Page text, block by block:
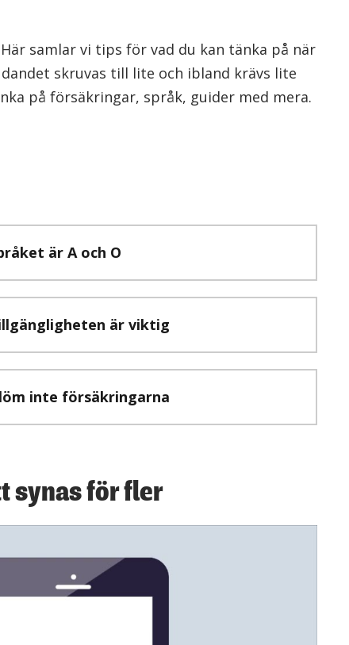
samlar vi tips för vad du kan tänka på när
skruvas till lite och ibland krävs lite
på försäkringar, språk, guider med mera.
är A och O
är viktig
inte försäkringarna
synas för fler